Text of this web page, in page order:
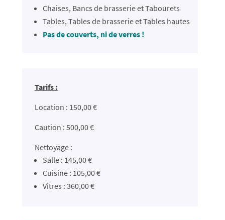
Chaises, Bancs de brasserie et Tabourets
Tables, Tables de brasserie et Tables hautes
Pas de couverts, ni de verres !
Tarifs :
Location : 150,00 €
Caution : 500,00 €
Nettoyage :
Salle : 145,00 €
Cuisine : 105,00 €
Vitres : 360,00 €